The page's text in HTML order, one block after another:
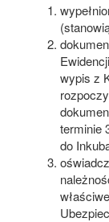
wypis z
terminie
do